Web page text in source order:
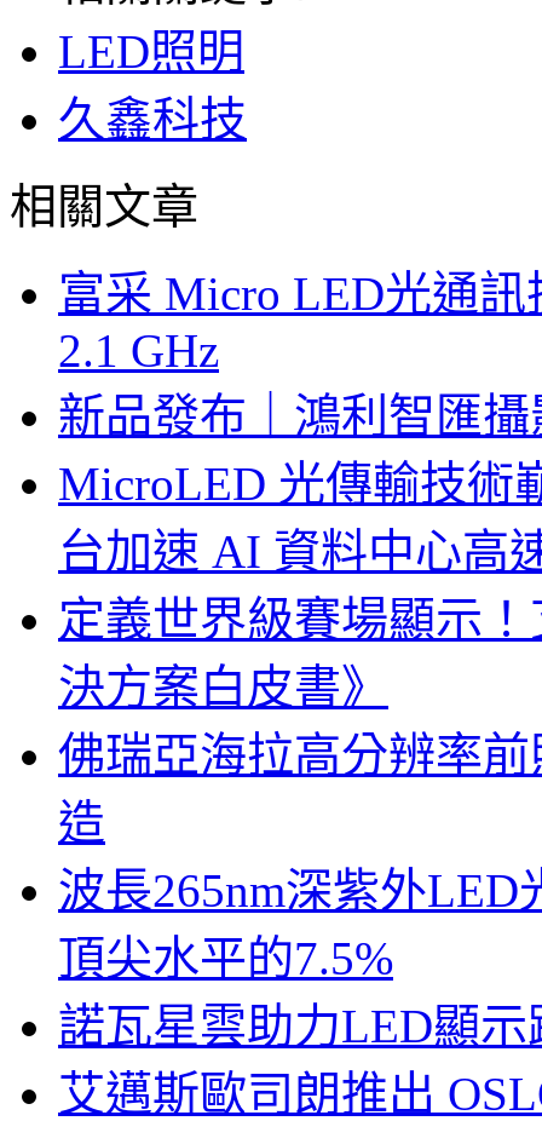
LED照明
久鑫科技
相關文章
富采 Micro LED光通
2.1 GHz
新品發布｜鴻利智匯
MicroLED 光傳輸技術
台加速 AI 資料中心高
定義世界級賽場顯示
決方案白皮書》
佛瑞亞海拉高分辨率
造
波長265nm深紫外
頂尖水平的7.5%
諾瓦星雲助力LED顯
艾邁斯歐司朗推出